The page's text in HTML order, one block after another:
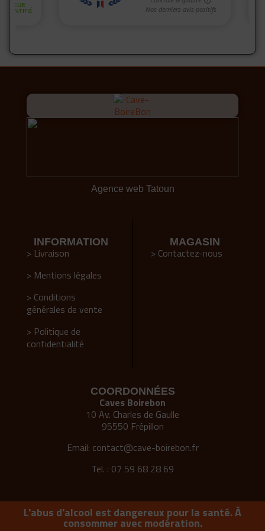
Agence web Tatoun
INFORMATION
> Livraison
> Mentions légales
> Conditions
générales de vente
> Politique de
confidentialité
MAGASIN
> Contactez-nous
COORDONNÉES
Caves Boirebon
10 Av. Charles de Gaulle
95550 Frépillon
Email: contact@cave-boirebon.fr
Tel. : 07 59 68 28 69
L'abus d'alcool est dangereux pour la santé. À
consommer avec modération.